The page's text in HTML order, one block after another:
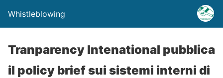
Whistleblowing
Tranparency Intenational pubblica
il policy brief sui sistemi interni di